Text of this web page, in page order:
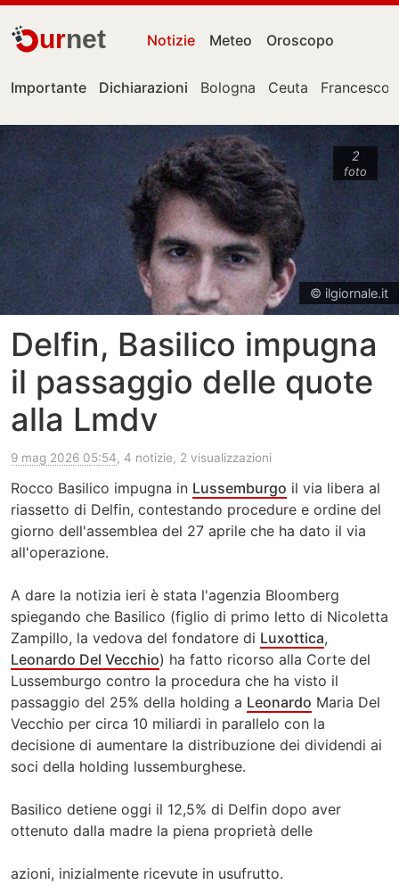
urnet Notizie Meteo Oroscopo
Importante Dichiarazioni Bologna Ceuta Francesco
2
foto
© ilgiornale.it
Delfin, Basilico impugna
il passaggio delle quote
alla Lmdv
9 mag 2026 05:54, 4 notizie, 2 visualizzazioni
Rocco Basilico impugna in Lussemburgo il via libera al
riassetto di Delfin, contestando procedure e ordine del
giorno dell'assemblea del 27 aprile che ha dato il via
all'operazione.
A dare la notizia ieri è stata l'agenzia Bloomberg
spiegando che Basilico (figlio di primo letto di Nicoletta
Zampillo, la vedova del fondatore di Luxottica,
Leonardo Del Vecchio) ha fatto ricorso alla Corte del
Lussemburgo contro la procedura che ha visto il
passaggio del 25% della holding a Leonardo Maria Del
Vecchio per circa 10 miliardi in parallelo con la
decisione di aumentare la distribuzione dei dividendi ai
soci della holding lussemburghese.
Basilico detiene oggi il 12,5% di Delfin dopo aver
ottenuto dalla madre la piena proprietà delle
azioni, inizialmente ricevute in usufrutto.